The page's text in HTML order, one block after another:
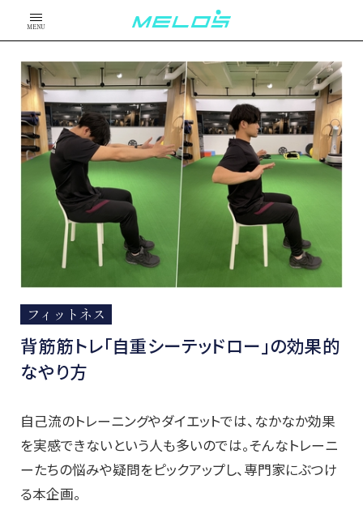
MENU
フィットネス
背筋筋トレ「自重シーテッドロー」の効果的
なやり方
自己流のトレーニングやダイエットでは、なかなか効果
を実感できないという人も多いのでは。そんなトレーニ
ーたちの悩みや疑問をピックアップし、専門家にぶつけ
る本企画。